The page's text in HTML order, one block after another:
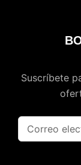
Suscríbete